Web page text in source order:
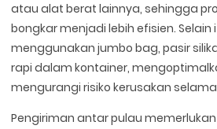
atau alat berat lainnya, sehingga
bongkar menjadi lebih efisien. Selain
menggunakan jumbo bag, pasir
rapi dalam kontainer,
mengurangi risiko kerusakan
Pengiriman antar pulau